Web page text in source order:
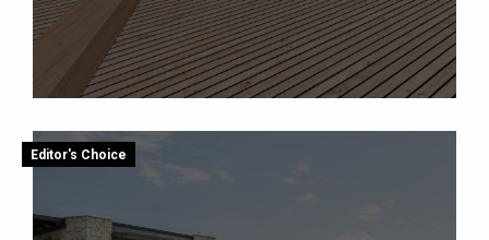
Editor's Choice